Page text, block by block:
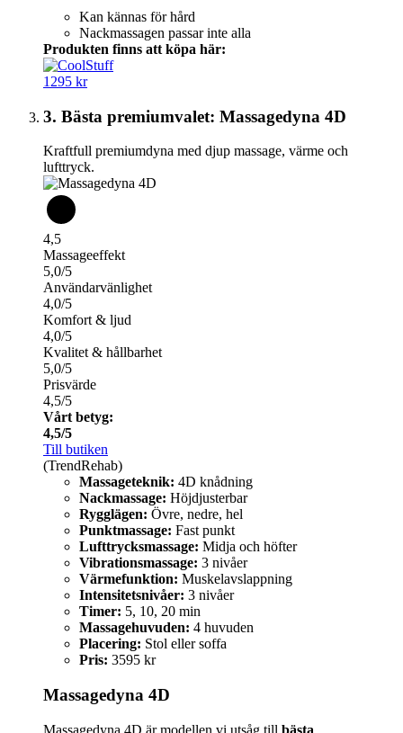
Kan kännas för hård
Nackmassagen passar inte alla
Produkten finns att köpa här:
1295 kr
3. Bästa premiumvalet: Massagedyna 4D
Kraftfull premiumdyna med djup massage, värme och
lufttryck.
4,5
Massageeffekt
5,0/5
Användarvänlighet
4,0/5
Komfort & ljud
4,0/5
Kvalitet & hållbarhet
5,0/5
Prisvärde
4,5/5
Vårt betyg:
4,5/5
Till butiken
(TrendRehab)
Massageteknik: 4D knådning
Nackmassage: Höjdjusterbar
Rygglägen: Övre, nedre, hel
Punktmassage: Fast punkt
Lufttrycksmassage: Midja och höfter
Vibrationsmassage: 3 nivåer
Värmefunktion: Muskelavslappning
Intensitetsnivåer: 3 nivåer
Timer: 5, 10, 20 min
Massagehuvuden: 4 huvuden
Placering: Stol eller soffa
Pris: 3595 kr
Massagedyna 4D
Massagedyna 4D är modellen vi utsåg till bästa